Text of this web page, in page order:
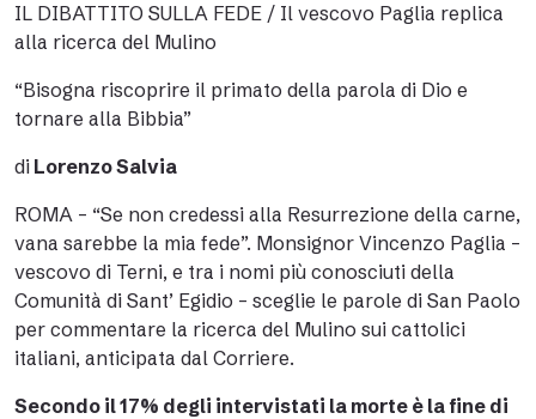
IL DIBATTITO SULLA FEDE / Il vescovo Paglia replica
alla ricerca del Mulino
“Bisogna riscoprire il primato della parola di Dio e
tornare alla Bibbia”
di Lorenzo Salvia
ROMA – “Se non credessi alla Resurrezione della carne,
vana sarebbe la mia fede”. Monsignor Vincenzo Paglia –
vescovo di Terni, e tra i nomi più conosciuti della
Comunità di Sant’ Egidio – sceglie le parole di San Paolo
per commentare la ricerca del Mulino sui cattolici
italiani, anticipata dal Corriere.
Secondo il 17% degli intervistati la morte è la fine di